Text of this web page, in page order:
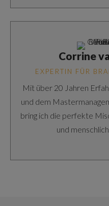
Corrine
EXPERTIN FÜR
Mit über 20 Jahren
und dem
bring ich die perfekte
und